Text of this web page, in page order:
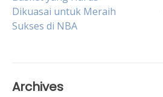
navigation
Dikuasai untuk Meraih
Sukses di NBA
Archives